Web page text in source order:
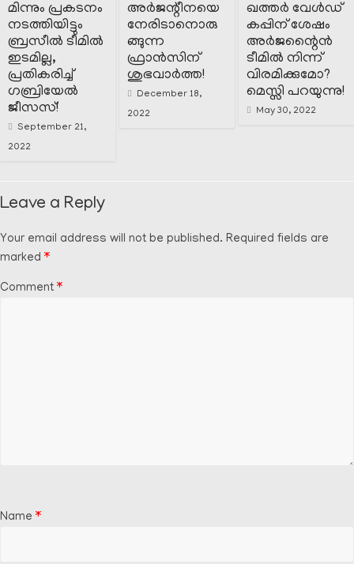
മിന്നും പ്രകടനം
നടത്തിയിട്ടും
ബ്രസീൽ ടീമിൽ
ഇടമില്ല,
പ്രതികരിച്ച്
ഗബ്രിയേൽ
ജീസസ്!
September 21,
2022
അർജന്റീനയെ
നേരിടാനൊരു
ങ്ങുന്ന
ഫ്രാൻസിന്
ശുഭവാർത്ത!
December 18,
2022
ഖത്തർ വേൾഡ്
കപ്പിന് ശേഷം
അർജന്റൈൻ
ടീമിൽ നിന്ന്
വിരമിക്കുമോ?
മെസ്സി പറയുന്നു!
May 30, 2022
Leave a Reply
Your email address will not be published. Required fields are
marked *
Comment *
Name *